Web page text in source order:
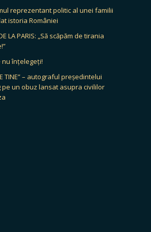
reprezentant politic al unei familii
istoria României
LA PARIS: „Să scăpăm de tirania
nu înțelegeți!
TINE” – autograful președintelui
pe un obuz lansat asupra civililor